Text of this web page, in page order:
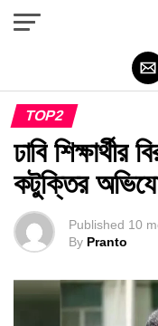
TOP2
ঢাবি শিক্ষার্থীর
কটুক্তির
Published 10
By Pranto